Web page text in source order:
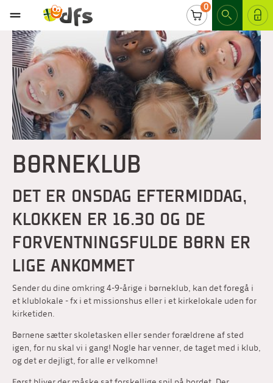
0
LOG IND
BØRNEKLUB
DET ER ONSDAG EFTERMIDDAG,
KLOKKEN ER 16.30 OG DE
FORVENTNINGSFULDE BØRN ER
LIGE ANKOMMET
Sender du dine omkring 4-9-årige i børneklub, kan det foregå i
et klublokale - fx i et missionshus eller i et kirkelokale uden for
kirketiden.
Børnene sætter skoletasken eller sender forældrene af sted
igen, for nu skal vi i gang! Nogle har venner, de taget med i klub,
og det er dejligt, for alle er velkomne!